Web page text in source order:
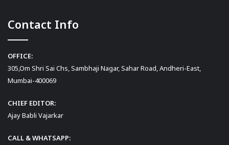
Contact Info
OFFICE:
305,Om Shri Sai Chs, Sambhaji Nagar, Sahar Road, Andheri-East,
Mumbai-400069
CHIEF EDITOR:
Ajay Babli Vajarkar
CALL & WHATSAPP: